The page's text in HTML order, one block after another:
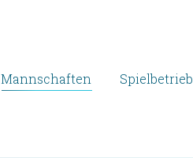
Mannschaften Spielbetrieb